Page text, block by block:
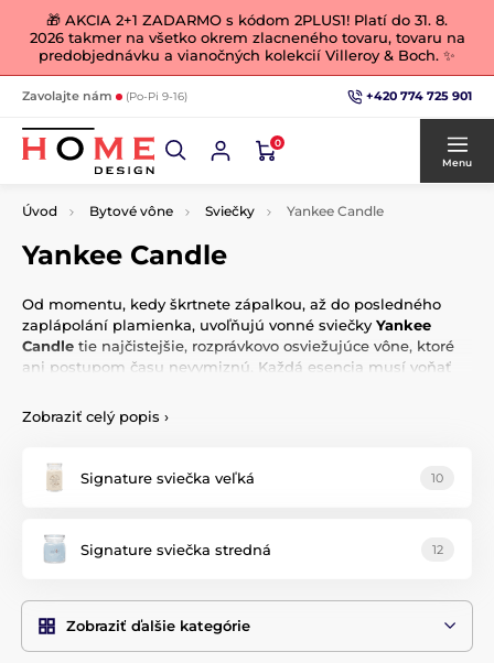
🎁 AKCIA 2+1 ZADARMO s kódom 2PLUS1! Platí do 31. 8.
2026 takmer na všetko okrem zlacneného tovaru, tovaru na
predobjednávku a vianočných kolekcií Villeroy & Boch. ✨
Zavolajte nám (Po-Pi 9-16) +420 774 725 901
0
Menu
Úvod Bytové vône Sviečky Yankee Candle
Yankee Candle
Od momentu, kedy škrtnete zápalkou, až do posledného
zaplápolání plamienka, uvoľňujú vonné sviečky Yankee
Candle tie najčistejšie, rozprávkovo osviežujúce vône, ktoré
ani postupom času nevymiznú. Každá esencia musí voňať
miesto alebo zážitok, ktorým je inšpirovaná.
vôňou a predajom vonných sviečok, jej experti vytvárajú a
cizelují každej jednotlivej arómu po celé roky. Ak si kúpite
než sviečka dohorí, ale sviečky
posledného záblesku plamienka.
Zobraziť celý popis ›
Signature sviečka veľká 10
Signature sviečka stredná 12
Zobraziť ďalšie kategórie